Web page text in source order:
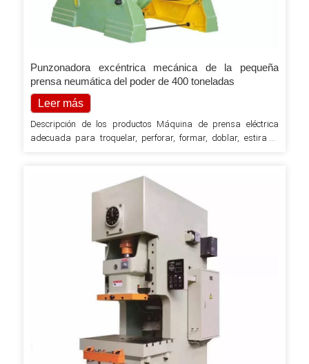
Punzonadora excéntrica mecánica de la pequeña
prensa neumática del poder de 400 toneladas
Leer más
Descripción de los productos Máquina de prensa eléctrica
adecuada para troquelar, perforar, formar, doblar, estirar y
de minería, herramientas de ferretería, fabricación de
maquinaria y otras áreas industriales. 1. Máquina de
soldadura de placa de acero, buena rigidez, precisión más
estable. 2. Cigüeñal longitudinal, compacto…